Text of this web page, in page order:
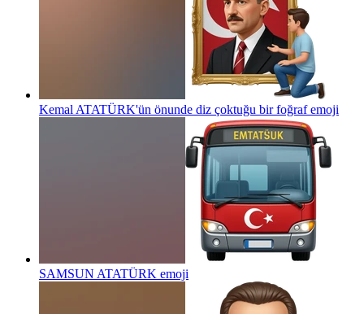
Kemal ATATÜRK'ün önunde diz çoktuğu bir foğrafemoji
SAMSUN ATATÜRK emoji